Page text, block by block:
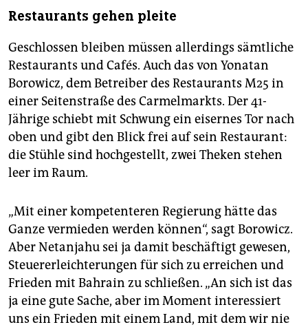
Restaurants gehen pleite
Geschlossen bleiben müssen allerdings sämtliche
Restaurants und Cafés. Auch das von Yonatan
Borowicz, dem Betreiber des Restaurants M25 in
einer Seitenstraße des Carmelmarkts. Der 41-
Jährige schiebt mit Schwung ein eisernes Tor nach
oben und gibt den Blick frei auf sein Restaurant:
die Stühle sind hochgestellt, zwei Theken stehen
leer im Raum.
„Mit einer kompetenteren Regierung hätte das
Ganze vermieden werden können“, sagt Borowicz.
Aber Netanjahu sei ja damit beschäftigt gewesen,
Steuererleichterungen für sich zu erreichen und
Frieden mit Bahrain zu schließen. „An sich ist das
ja eine gute Sache, aber im Moment interessiert
uns ein Frieden mit einem Land, mit dem wir nie